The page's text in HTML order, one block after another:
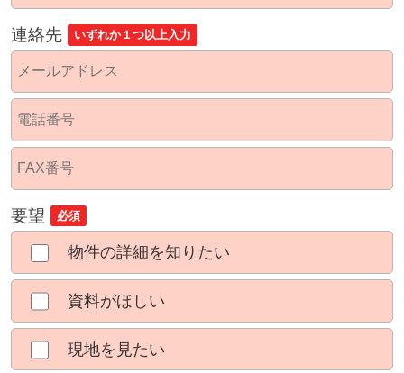
連絡先 いずれか１つ以上入力
要望 必須
物件の詳細を知りたい
資料がほしい
現地を見たい